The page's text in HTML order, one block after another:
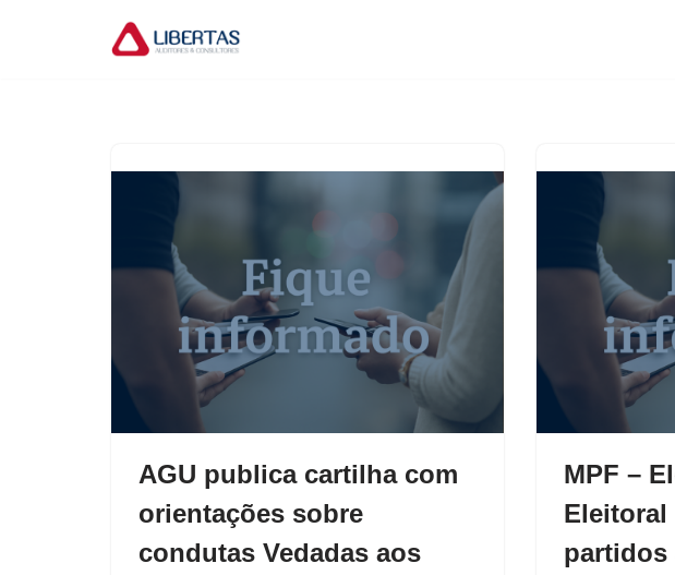
AGU publica cartilha com
orientações sobre
condutas Vedadas aos
MPF –
Eleitoral
partidos